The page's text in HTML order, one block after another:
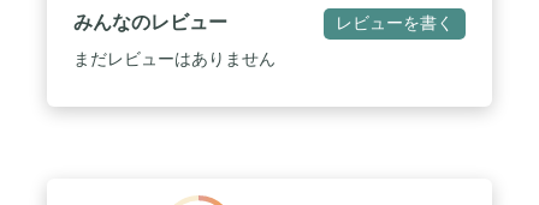
心地よく暑さを対策できます。 / 表はふんわりパイ
ル生地、裏はひんやり冷感生地、裏表ともにやわら
かく優しい質感をお楽しみいただけるタオルです。
みんなのレビュー レビューを書く
まだレビューはありません